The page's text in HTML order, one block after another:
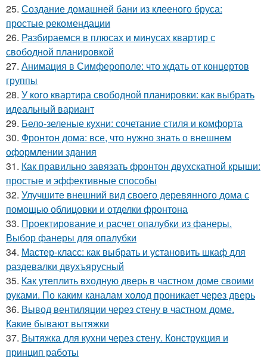
25. Создание домашней бани из клееного бруса:
простые рекомендации
26. Разбираемся в плюсах и минусах квартир с
свободной планировкой
27. Анимация в Симферополе: что ждать от концертов
группы
28. У кого квартира свободной планировки: как выбрать
идеальный вариант
29. Бело-зеленые кухни: сочетание стиля и комфорта
30. Фронтон дома: все, что нужно знать о внешнем
оформлении здания
31. Как правильно завязать фронтон двухскатной крыши:
простые и эффективные способы
32. Улучшите внешний вид своего деревянного дома с
помощью облицовки и отделки фронтона
33. Проектирование и расчет опалубки из фанеры.
Выбор фанеры для опалубки
34. Мастер-класс: как выбрать и установить шкаф для
раздевалки двухъярусный
35. Как утеплить входную дверь в частном доме своими
руками. По каким каналам холод проникает через дверь
36. Вывод вентиляции через стену в частном доме.
Какие бывают вытяжки
37. Вытяжка для кухни через стену. Конструкция и
принцип работы